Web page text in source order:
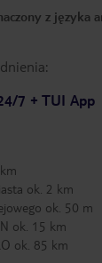
z języka
7 + TUI App
ok. 2 km
ok. 50 m
ok. 15 km
ok. 85 km